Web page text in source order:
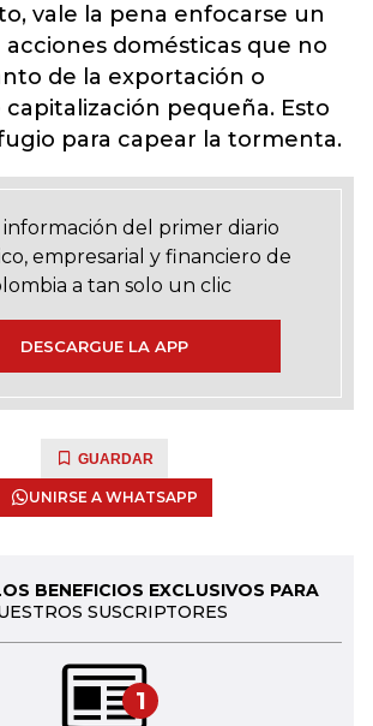
vale la pena enfocarse un
acciones domésticas que no
de la exportación o
capitalización pequeña. Esto
para capear la tormenta.
información del primer diario
empresarial y financiero de
a tan solo un clic
DESCARGUE LA APP
GUARDAR
UNIRSE A WHATSAPP
BENEFICIOS EXCLUSIVOS PARA
SUSCRIPTORES
1